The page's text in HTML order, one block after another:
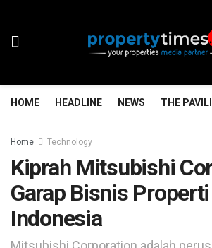
HOME HEADLINE NEWS THE
Home Technology
Kiprah Mitsubishi
Garap Bisnis
Indonesia